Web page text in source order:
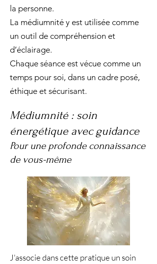
la personne.
La médiumnité y est utilisée comme
un outil de compréhension et
d’éclairage.
Chaque séance est vécue comme un
temps pour soi, dans un cadre posé,
éthique et sécurisant.
Médiumnité : soin
énergétique avec guidance
Pour une profonde connaissance
de vous-même
J'associe dans cette pratique un soin